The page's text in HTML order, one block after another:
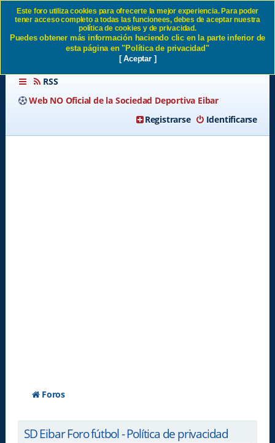
Política de privacidad SD
Eibar
RSS
Web NO Oficial de la Sociedad Deportiva Eibar
Identificarse
Registrarse
Foros
SD Eibar Foro fútbol - Política de privacidad
Este foro utiliza cookies para ofrecerte la mejor experiencia. Para poder
tener acceso completo a todas las funcionees, debes de aceptar nuestra
política de cookies y de privacidad.
Puedes obtener más información haciendo clic en la parte inferior de
esta página en "Política de privacidad"
[ Aceptar ]